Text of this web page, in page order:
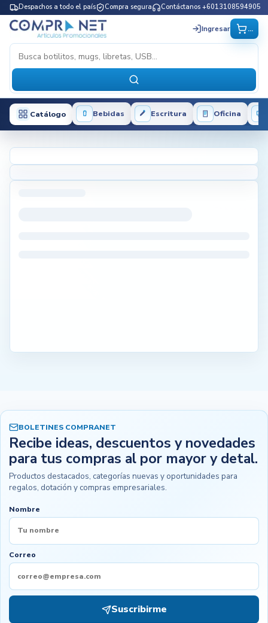
Despachos a todo el país Compra segura Contáctanos +6013108594905
Ingresar ...
Catálogo Bebidas Escritura Oficina
BOLETINES COMPRANET
Recibe ideas, descuentos y novedades
para tus compras al por mayor y detal.
Productos destacados, categorías nuevas y oportunidades para
regalos, dotación y compras empresariales.
Nombre
Correo
Suscribirme